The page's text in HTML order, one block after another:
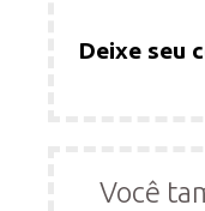
Deixe seu
Você